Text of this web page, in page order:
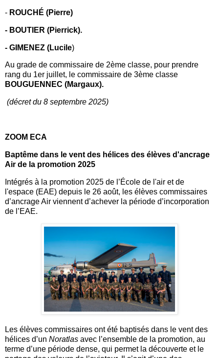
- ROUCHÉ (Pierre)
- BOUTIER (Pierrick).
- GIMENEZ (Lucile)
Au grade de commissaire de 2ème classe, pour prendre
rang du 1er juillet, le commissaire de 3ème classe
BOUGUENNEC (Margaux).
(décret du 8 septembre 2025)
ZOOM ECA
Baptême dans le vent des hélices des élèves d'ancrage
Air de la promotion 2025
Intégrés à la promotion 2025 de l’École de l'air et de
l'espace (EAE) depuis le 26 août, les élèves commissaires
d’ancrage Air viennent d’achever la période d’incorporation
de l’EAE.
Les élèves commissaires ont été baptisés dans le vent des
hélices d’un Noratlas avec l’ensemble de la promotion, au
terme d’une période dense, qui permet la découverte et le